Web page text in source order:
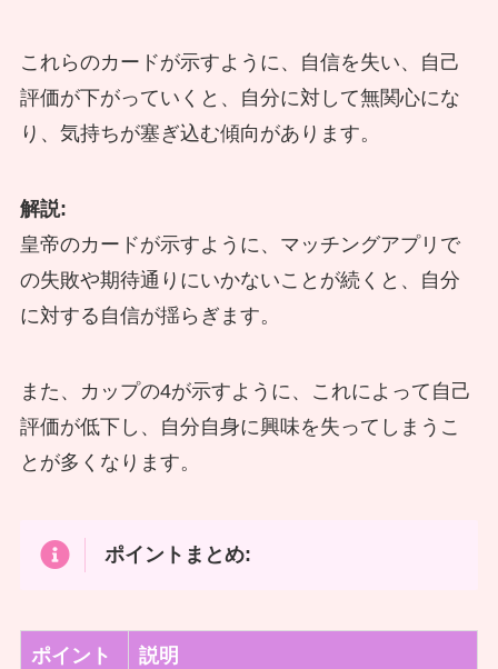
これらのカードが示すように、自信を失い、自己
評価が下がっていくと、自分に対して無関心にな
り、気持ちが塞ぎ込む傾向があります。
解説:
皇帝のカードが示すように、マッチングアプリで
の失敗や期待通りにいかないことが続くと、自分
に対する自信が揺らぎます。
また、カップの4が示すように、これによって自己
評価が低下し、自分自身に興味を失ってしまうこ
とが多くなります。
ポイントまとめ:
ポイント 説明